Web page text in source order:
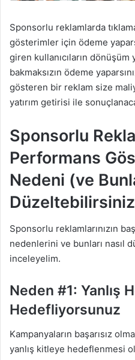
Sponsorlu reklamlarda
gösterimler için ödeme
giren kullanıcıların dönüşüm
bakmaksızın ödeme
gösteren bir reklam size
yatırım getirisi ile
Sponsorlu
Performans
Nedeni (ve
Sponsorlu reklamlarınızın
nedenlerini ve bunları nasıl
inceleyelim.
Neden #1: Yanlış
Hedefliyorsunuz
Kampanyaların başarısız
yanlış kitleye hedeflenmesi